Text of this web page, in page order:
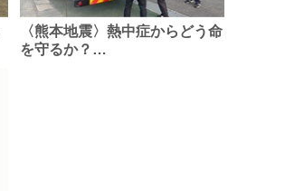
〈熊本地震〉熱中症からどう命
を守るか？…